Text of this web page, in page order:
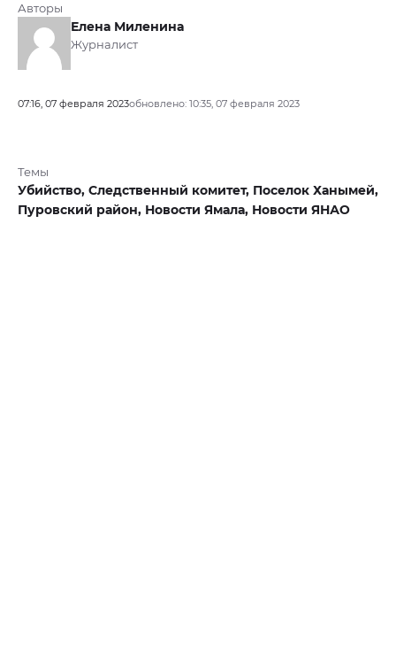
Авторы
Елена Миленина
Журналист
07:16, 07 февраля 2023обновлено: 10:35, 07 февраля 2023
Темы
Убийство, Следственный комитет, Поселок Ханымей,
Пуровский район, Новости Ямала, Новости ЯНАО